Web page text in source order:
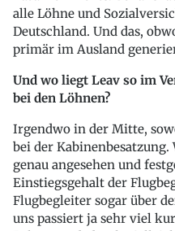
alle Löhne und
Deutschland. Und das,
primär im Ausland
Und wo liegt Leav so im
bei den Löhnen?
Irgendwo in der Mitte,
bei der
genau angesehen und
Einstiegsgehalt der
Flugbegleiter sogar über
uns passiert ja sehr viel